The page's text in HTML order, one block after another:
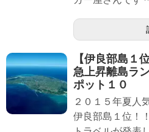
【伊良部島１
急上昇離島ラ
ポット１０
２０１５年夏人
伊良部島１位！